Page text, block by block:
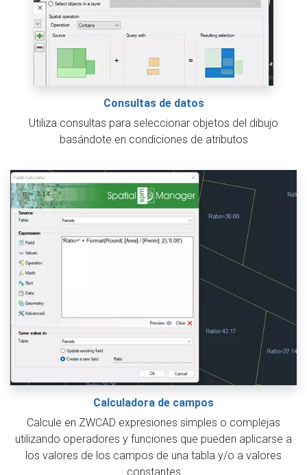
Consultas de datos
Utiliza consultas para seleccionar objetos del dibujo
basándote en condiciones de atributos
Calculadora de campos
Calcule en ZWCAD expresiones simples o complejas
utilizando operadores y funciones que pueden aplicarse a
los valores de los campos de una tabla y/o a valores
constantes